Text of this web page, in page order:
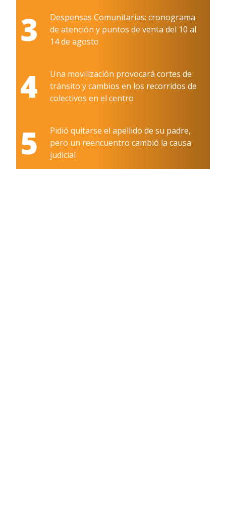
3
Despensas Comunitarias: cronograma
de atención y puntos de venta del 10 al
14 de agosto
4
Una movilización provocará cortes de
tránsito y cambios en los recorridos de
colectivos en el centro
5
Pidió quitarse el apellido de su padre,
pero un reencuentro cambió la causa
judicial